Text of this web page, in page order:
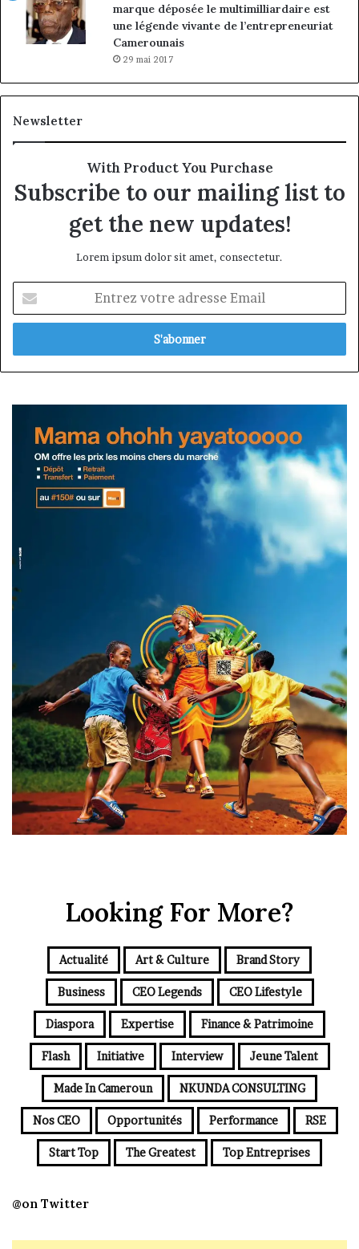
marque déposée le multimilliardaire est
une légende vivante de l’entrepreneuriat
Camerounais
29 mai 2017
Newsletter
With Product You Purchase
Subscribe to our mailing list to
get the new updates!
Lorem ipsum dolor sit amet, consectetur.
votre
adresse
Looking For More?
Actualité Art & Culture Brand Story
Business CEO Legends CEO Lifestyle
Diaspora Expertise Finance & Patrimoine
Flash Initiative Interview Jeune Talent
Made In Cameroun NKUNDA CONSULTING
Nos CEO Opportunités Performance RSE
Start Top The Greatest Top Entreprises
@on Twitter